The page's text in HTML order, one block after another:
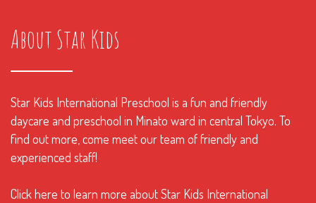
About Star Kids
Star Kids International Preschool is a fun and friendly
daycare and preschool in Minato ward in central Tokyo. To
find out more, come meet our team of friendly and
experienced staff!
Click here to learn more about Star Kids International